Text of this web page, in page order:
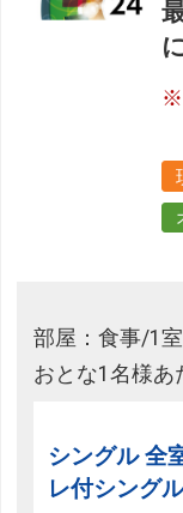
部屋：食事/1
おとな1名様あ
シングル 全
レ付シング